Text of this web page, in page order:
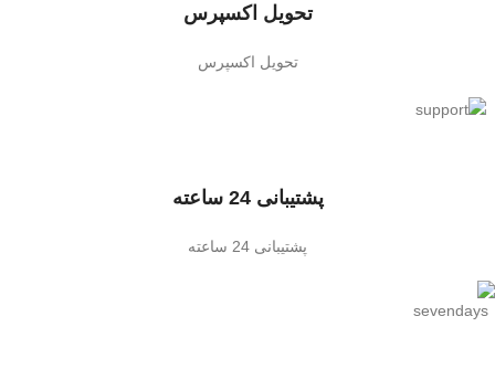
تحویل اکسپرس
تحویل اکسپرس
پشتیبانی 24 ساعته
پشتیبانی 24 ساعته